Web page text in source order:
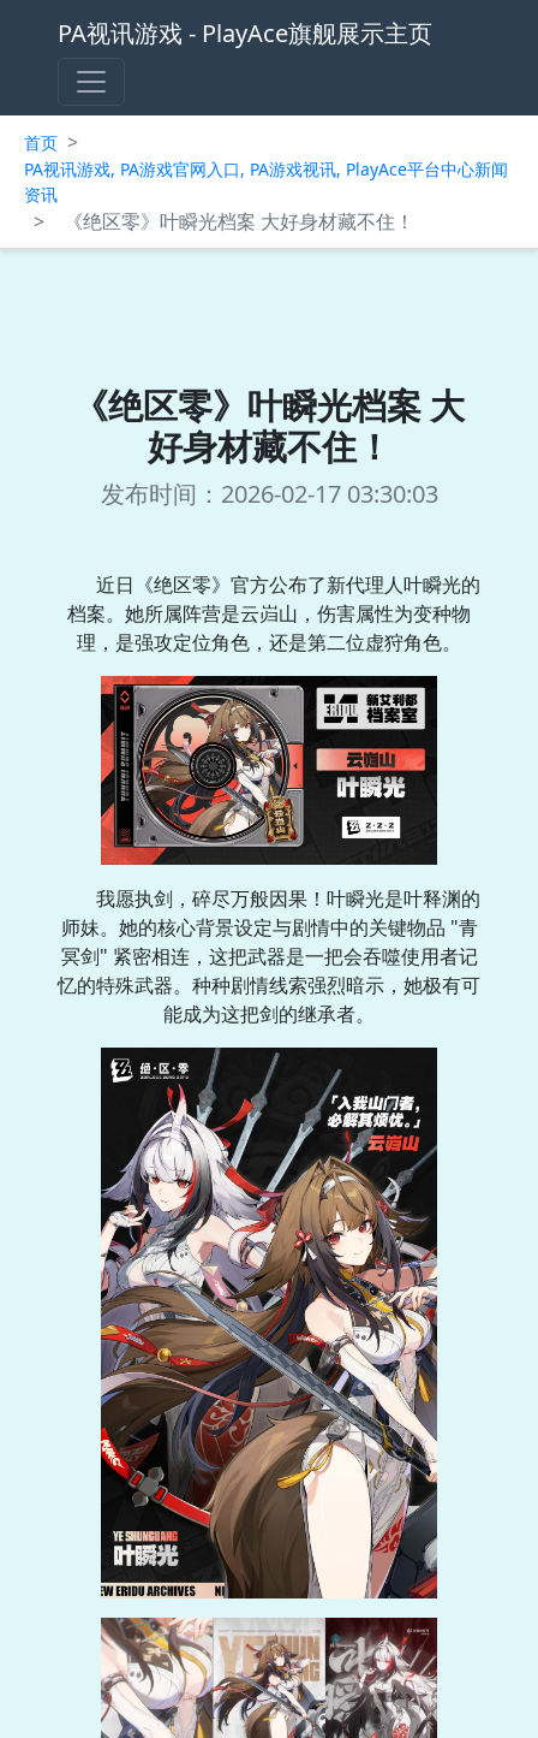
PA视讯游戏 - PlayAce旗舰展示主页
首页 >
PA视讯游戏, PA游戏官网入口, PA游戏视讯, PlayAce平台中心新闻
资讯
> 《绝区零》叶瞬光档案 大好身材藏不住！
《绝区零》叶瞬光档案 大
好身材藏不住！
发布时间：2026-02-17 03:30:03
近日《绝区零》官方公布了新代理人叶瞬光的
档案。她所属阵营是云岿山，伤害属性为变种物
理，是强攻定位角色，还是第二位虚狩角色。
我愿执剑，碎尽万般因果！叶瞬光是叶释渊的
师妹。她的核心背景设定与剧情中的关键物品 "青
冥剑" 紧密相连，这把武器是一把会吞噬使用者记
忆的特殊武器。种种剧情线索强烈暗示，她极有可
能成为这把剑的继承者。